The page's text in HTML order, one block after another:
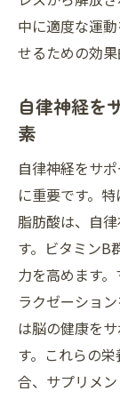
中に適度な運
せるための効果
自律神経を
素
自律神経をサ
に重要です。
脂肪酸は、自
す。ビタミンB
力を高めます
ラクゼーショ
は脳の健康を
す。これらの
合、サプリメ